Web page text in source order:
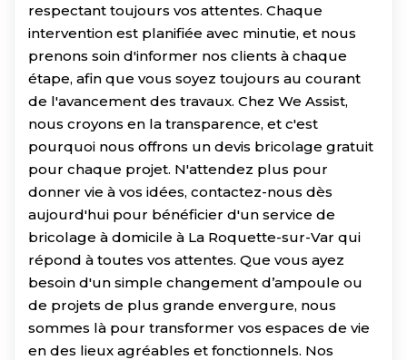
respectant toujours vos attentes. Chaque
intervention est planifiée avec minutie, et nous
prenons soin d'informer nos clients à chaque
étape, afin que vous soyez toujours au courant
de l'avancement des travaux. Chez We Assist,
nous croyons en la transparence, et c'est
pourquoi nous offrons un devis bricolage gratuit
pour chaque projet. N'attendez plus pour
donner vie à vos idées, contactez-nous dès
aujourd'hui pour bénéficier d'un service de
bricolage à domicile à La Roquette-sur-Var qui
répond à toutes vos attentes. Que vous ayez
besoin d'un simple changement d’ampoule ou
de projets de plus grande envergure, nous
sommes là pour transformer vos espaces de vie
en des lieux agréables et fonctionnels. Nos